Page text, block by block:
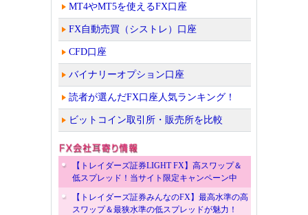
MT4やMT5を使えるFX口座
FX自動売買（シストレ）口座
CFD口座
バイナリーオプション口座
読者が選んだFX口座人気ランキング！
ビットコイン取引所・販売所を比較
【トレイダーズ証券LIGHT FX】高スワップ＆
低スプレッド！当サイト限定キャンペーン中
【トレイダーズ証券みんなのFX】最高水準の高
スワップ＆最狭水準の低スプレッドが魅力！